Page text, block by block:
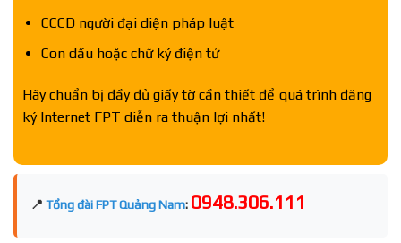
CCCD người đại diện pháp luật
Con dấu hoặc chữ ký điện tử
Hãy chuẩn bị đầy đủ giấy tờ cần thiết để quá trình đăng
ký Internet FPT diễn ra thuận lợi nhất!
📍 Tổng đài FPT Quảng Nam: 0948.306.111